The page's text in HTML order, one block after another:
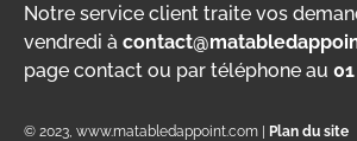
Notre service client traite vos
vendredi à
page contact ou par téléphone au
© 2023, www.matabledappoint.com | Plan du site